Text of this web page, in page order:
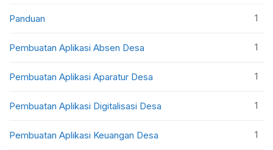
Panduan 1
Pembuatan Aplikasi Absen Desa 1
Pembuatan Aplikasi Aparatur Desa 1
Pembuatan Aplikasi Digitalisasi Desa 1
Pembuatan Aplikasi Keuangan Desa 1